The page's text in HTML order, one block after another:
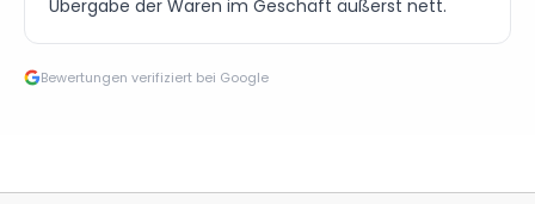
Übergabe der Waren im Geschäft äußerst nett.
Bewertungen verifiziert bei Google